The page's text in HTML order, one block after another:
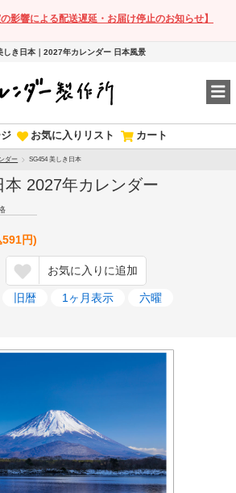
影響による配送遅延・お届け停止のお知らせ】
しき日本｜2027年カレンダー 日本風景
お気に入りリスト カート
ダー SG454 美しき日本
2027年カレンダー
円)
お気に入りに追加
旧暦 1ヶ月表示
六曜